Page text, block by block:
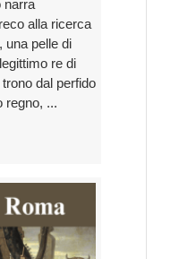
narra
alla ricerca
una pelle di
re di
dal perfido
regno, ...